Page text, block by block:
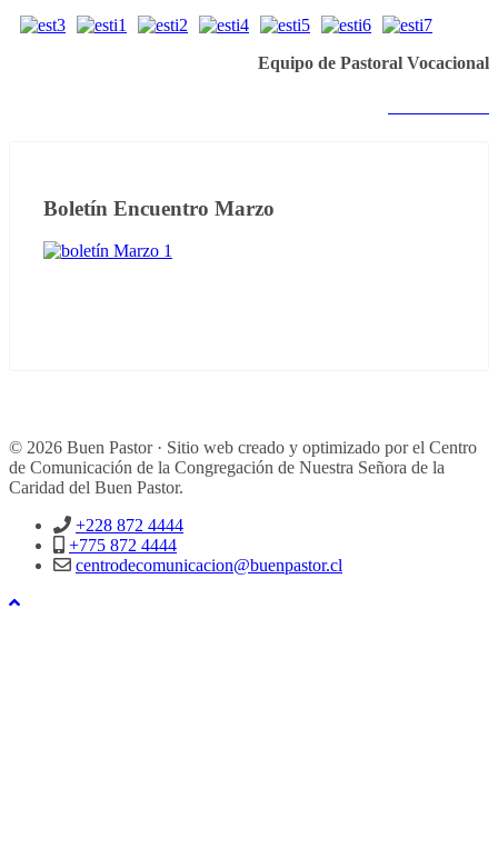
Equipo de Pastoral Vocacional
Boletín Encuentro Marzo
© 2026 Buen Pastor · Sitio web creado y optimizado por el Centro
de Comunicación de la Congregación de Nuestra Señora de la
Caridad del Buen Pastor.
+228 872 4444
+775 872 4444
centrodecomunicacion@buenpastor.cl